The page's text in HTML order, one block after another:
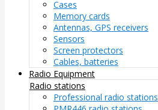
Cases
Memory cards
Antennas, GPS receivers
Sensors
Screen protectors
Cables, batteries
Radio Equipment
Radio stations
Professional radio stations